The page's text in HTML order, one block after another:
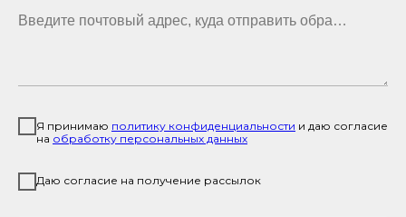
Введите почтовый адрес, куда отправить образцы
Я принимаю политику конфиденциальности и даю согласие
на обработку персональных данных
Даю согласие на получение рассылок